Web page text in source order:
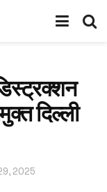
दिल्ली
2025